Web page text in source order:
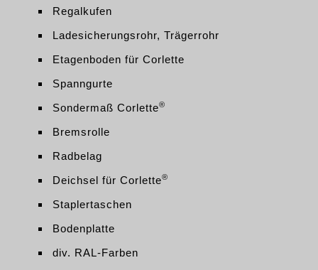
Regalkufen
Ladesicherungsrohr, Trägerrohr
Etagenboden für Corlette
Spanngurte
Sondermaß Corlette®
Bremsrolle
Radbelag
Deichsel für Corlette®
Staplertaschen
Bodenplatte
div. RAL-Farben